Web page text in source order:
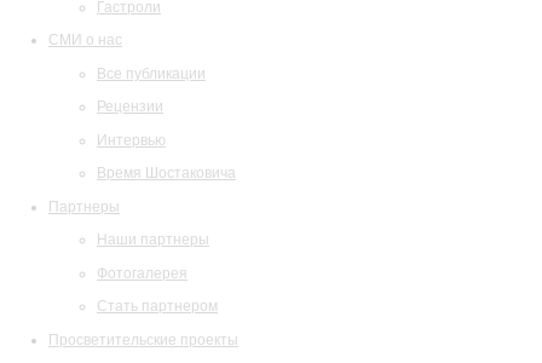
Гастроли
СМИ о нас
Все публикации
Рецензии
Интервью
Время Шостаковича
Партнеры
Наши партнеры
Фотогалерея
Стать партнером
Просветительские проекты